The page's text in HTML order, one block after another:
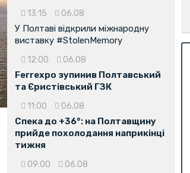
13:15 06.08
У Полтаві відкрили міжнародну
виставку #StolenMemory
12:00 06.08
Ferrexpo зупинив Полтавський
та Єристівський ГЗК
11:00 06.08
Спека до +36°: на Полтавщину
прийде похолодання наприкінці
тижня
09:00 06.08